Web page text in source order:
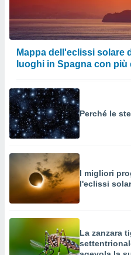
Mappa dell'eclissi solare
luoghi in Spagna con
Perché le
I migliori
l'eclissi
La zanzara